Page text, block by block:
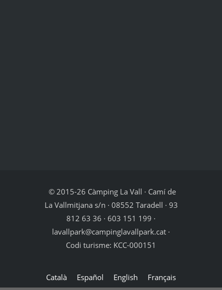
© 2015-26 Càmping La Vall · Camí de
La Vallmitjana s/n · 08552 Taradell · 93
812 63 36 · 603 151 199 ·
lavallpark@campinglavallpark.cat ·
Codi turisme: KCC-000151
Català Español English Français